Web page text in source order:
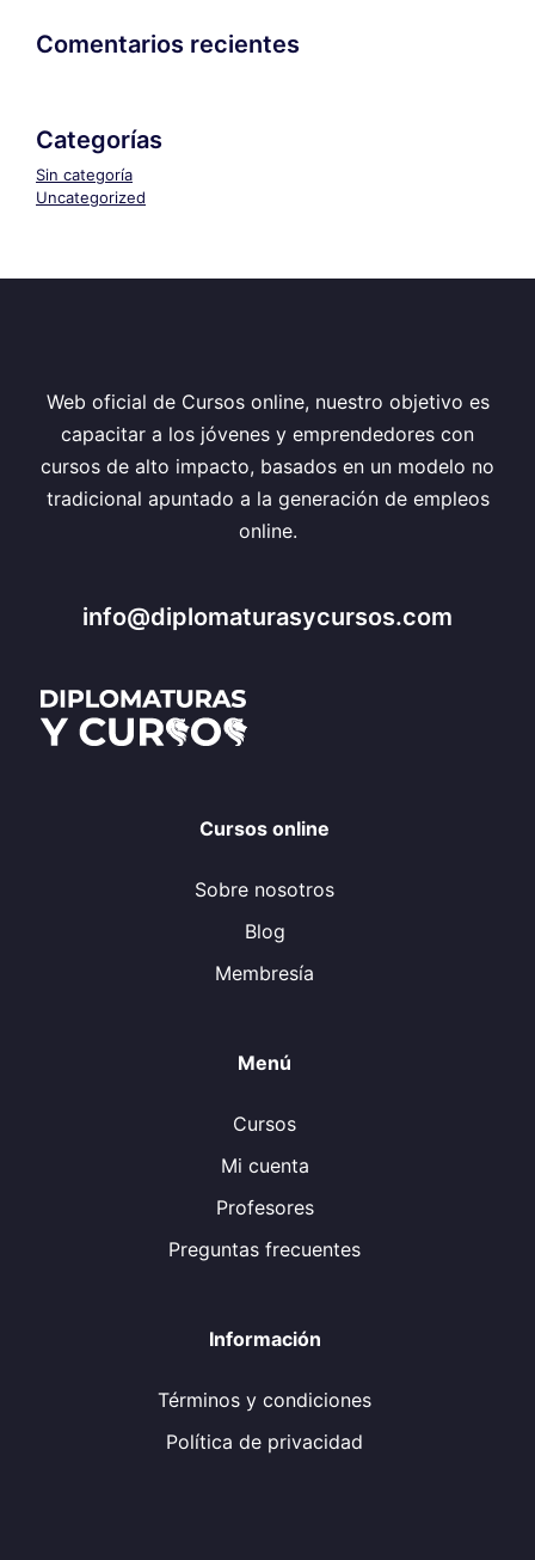
Comentarios recientes
Categorías
Sin categoría
Uncategorized
Web oficial de Cursos online, nuestro objetivo es
capacitar a los jóvenes y emprendedores con
cursos de alto impacto, basados en un modelo no
tradicional apuntado a la generación de empleos
online.
info@diplomaturasycursos.com
Cursos online
Sobre nosotros
Blog
Membresía
Menú
Cursos
Mi cuenta
Profesores
Preguntas frecuentes
Información
Términos y condiciones
Política de privacidad